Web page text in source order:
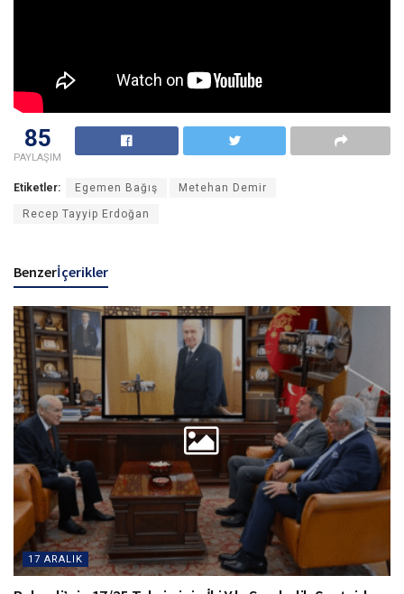
85
PAYLAŞIM
Etiketler: Egemen Bağış Metehan Demir
Recep Tayyip Erdoğan
Benzerİçerikler
17 ARALIK